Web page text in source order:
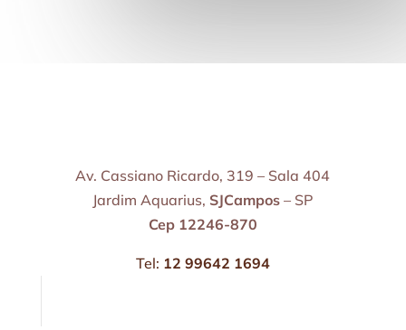
Av. Cassiano Ricardo, 319 – Sala 404
Jardim Aquarius, SJCampos – SP
Cep 12246-870
Tel: 12 99642 1694